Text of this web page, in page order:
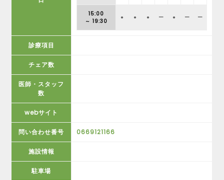
15:00
～ 19:30
● ● ● ー ● ー ー
診療項目
チェア数
医師・スタッフ
数
webサイト
問い合わせ番号 0669121166
施設情報
駐車場